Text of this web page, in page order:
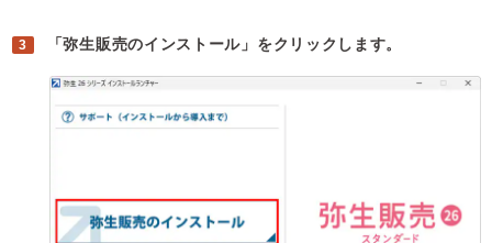
「弥生販売のインストール」をクリックします。